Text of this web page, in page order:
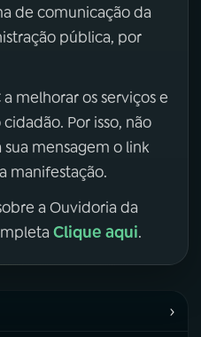
de comunicação da
pública, por
melhorar os serviços e
Por isso, não
mensagem o link
manifestação.
a Ouvidoria da
Clique aqui.
›